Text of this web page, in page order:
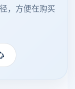
，方便在购买